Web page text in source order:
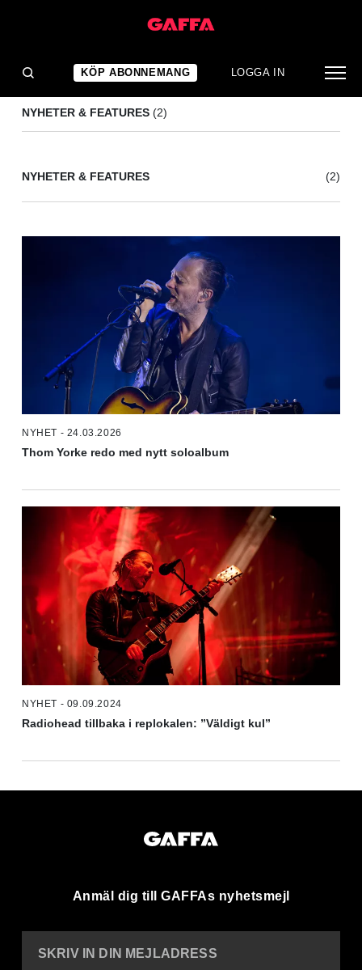
KÖP ABONNEMANG LOGGA IN
NYHETER & FEATURES (2)
NYHETER & FEATURES (2)
NYHET - 24.03.2026
Thom Yorke redo med nytt soloalbum
NYHET - 09.09.2024
Radiohead tillbaka i replokalen: ”Väldigt kul”
Anmäl dig till GAFFAs nyhetsmejl
SKRIV IN DIN MEJLADRESS